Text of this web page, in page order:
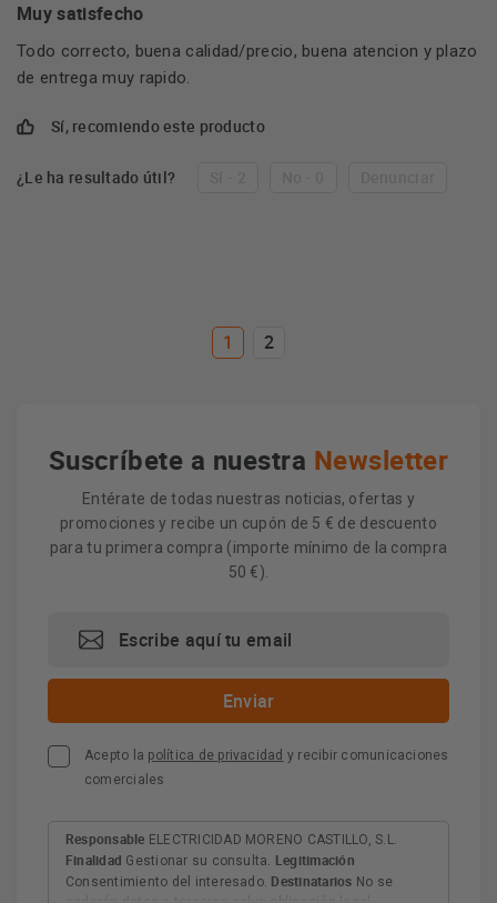
Muy satisfecho
Todo correcto, buena calidad/precio, buena atencion y plazo
de entrega muy rapido.
Sí, recomiendo este producto
¿Le ha resultado útil?
1 2
Suscríbete a nuestra Newsletter
Entérate de todas nuestras noticias, ofertas y
promociones y recibe un cupón de 5 € de descuento
para tu primera compra (importe mínimo de la compra
50 €).
Acepto la política de privacidad y recibir comunicaciones
comerciales
Responsable ELECTRICIDAD MORENO CASTILLO, S.L.
Finalidad Gestionar su consulta. Legitimación
Consentimiento del interesado. Destinatarios No se